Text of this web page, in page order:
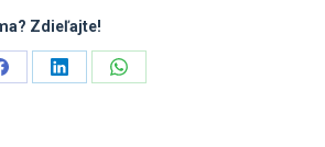
Zdieľajte!
Share
Share